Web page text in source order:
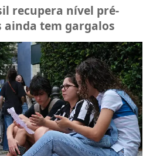
recupera nível pré-
ainda tem gargalos